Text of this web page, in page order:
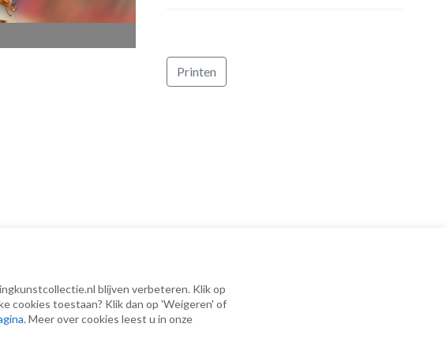
blijven verbeteren. Klik op
cookies toestaan? Klik dan op 'Weigeren' of
. Meer over cookies leest u in onze
Printen
2018| Privacyverklaring| Cookieverklaring